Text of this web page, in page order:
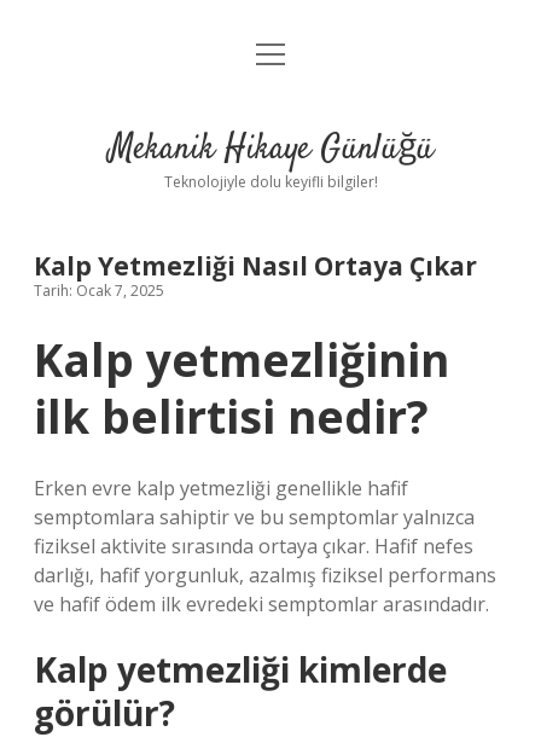
Anasayfa
Yasal Uyarı
menüyü
Mekanik Hikaye Günlüğü
Teknolojiyle dolu keyifli bilgiler!
Kalp Yetmezliği Nasıl Ortaya Çıkar
Tarih: Ocak 7, 2025
Kalp yetmezliğinin
ilk belirtisi nedir?
Erken evre kalp yetmezliği genellikle hafif
semptomlara sahiptir ve bu semptomlar yalnızca
fiziksel aktivite sırasında ortaya çıkar. Hafif nefes
darlığı, hafif yorgunluk, azalmış fiziksel performans
ve hafif ödem ilk evredeki semptomlar arasındadır.
Kalp yetmezliği kimlerde
görülür?